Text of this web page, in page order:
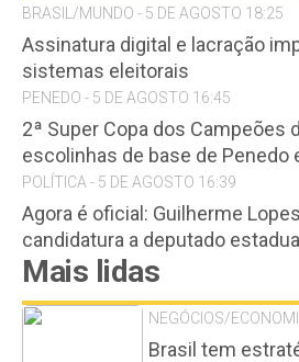
BRASIL/MUNDO - 5 DE AGOSTO 18:25
Assinatura digital e lacração
sistemas eleitorais
PENEDO - 5 DE AGOSTO 16:45
2ª Super Copa dos Campeões
escolinhas de base de Penedo
POLÍTICA - 5 DE AGOSTO 16:39
Agora é oficial: Guilherme
candidatura a deputado
Mais lidas
NEGÓCIOS/
Brasil tem